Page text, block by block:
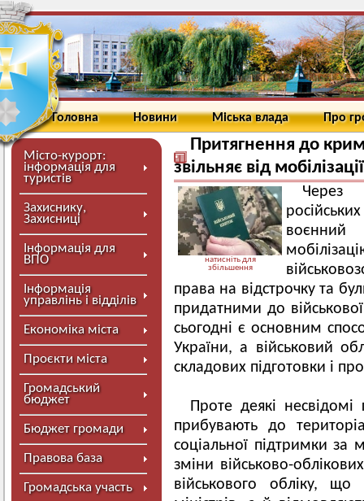
Головна Новини Міська влада Про
Місто-курорт:
інформація для
туристів
Захиснику,
Захисниці
Інформація для
ВПО
Інформація
управлінь і відділів
Економіка міста
Проєкти міста
Громадський
бюджет
Бюджет громади
Правова база
Громадська участь
Притягнення до
звільняє від мобілізації
натисніть для
збільшення
Через
права на відстрочку та
придатними до
сьогодні є основним
України, а військовий
складових підготовки і
Проте деякі
прибувають до
соціальної підтримки за
зміни військово-
військового обліку, що